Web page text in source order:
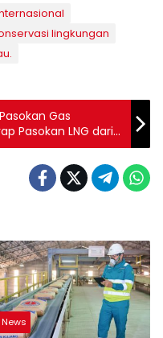
lingkungan
Gas
Pasokan LNG dari
News